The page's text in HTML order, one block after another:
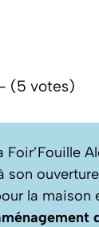
(5 votes)
Foir’Fouille
son
la